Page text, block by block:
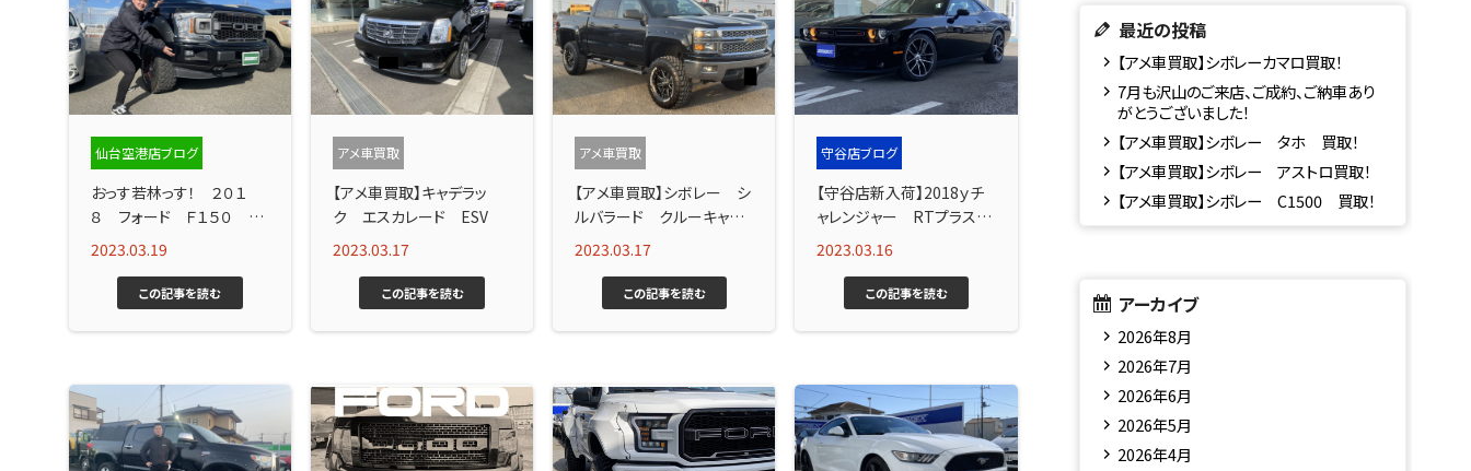
仙台空港店ブログ
おっす若林っす！ ２０１
８ フォード Ｆ１５０ FX
４入庫！！
2023.03.19
この記事を読む
アメ車買取
【アメ車買取】キャデラッ
ク エスカレード ESV
2023.03.17
この記事を読む
アメ車買取
【アメ車買取】シボレー シ
ルバラード クルーキャ
ブ ！
2023.03.17
この記事を読む
守谷店ブログ
【守谷店新入荷】2018ｙチ
ャレンジャー RTプラスの
ご紹介！
2023.03.16
この記事を読む
最近の投稿
【アメ車買取】シボレーカマロ買取！
7月も沢山のご来店、ご成約、ご納車あり
がとうございました！
【アメ車買取】シボレー タホ 買取！
【アメ車買取】シボレー アストロ買取！
【アメ車買取】シボレー C1500 買取！
アーカイブ
2026年8月
2026年7月
2026年6月
2026年5月
2026年4月